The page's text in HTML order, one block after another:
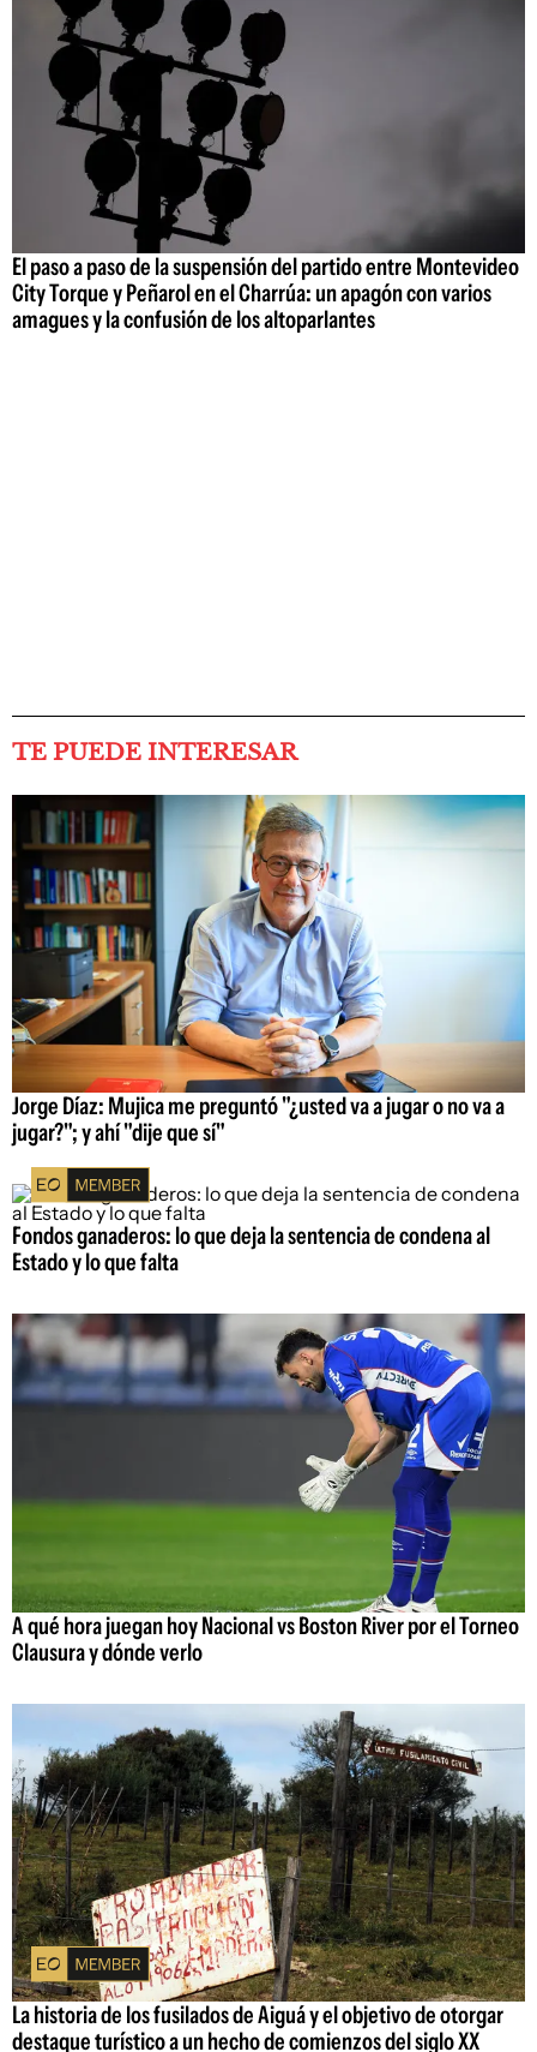
El paso a paso de la suspensión del partido entre Montevideo
City Torque y Peñarol en el Charrúa: un apagón con varios
amagues y la confusión de los altoparlantes
TE PUEDE INTERESAR
Jorge Díaz: Mujica me preguntó "¿usted va a jugar o no va a
jugar?"; y ahí "dije que sí"
Fondos ganaderos: lo que deja la sentencia de condena al
Estado y lo que falta
A qué hora juegan hoy Nacional vs Boston River por el Torneo
Clausura y dónde verlo
La historia de los fusilados de Aiguá y el objetivo de otorgar
destaque turístico a un hecho de comienzos del siglo XX